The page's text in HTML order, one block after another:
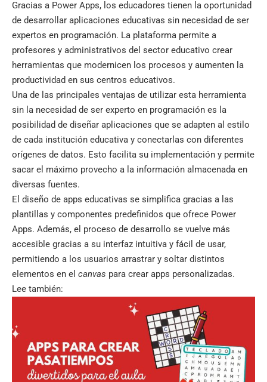
Gracias a Power Apps, los educadores tienen la oportunidad
de desarrollar aplicaciones educativas sin necesidad de ser
expertos en programación. La plataforma permite a
profesores y administrativos del sector educativo crear
herramientas que modernicen los procesos y aumenten la
productividad en sus centros educativos.
Una de las principales ventajas de utilizar esta herramienta
sin la necesidad de ser experto en programación es la
posibilidad de diseñar aplicaciones que se adapten al estilo
de cada institución educativa y conectarlas con diferentes
orígenes de datos. Esto facilita su implementación y permite
sacar el máximo provecho a la información almacenada en
diversas fuentes.
El diseño de apps educativas se simplifica gracias a las
plantillas y componentes predefinidos que ofrece Power
Apps. Además, el proceso de desarrollo se vuelve más
accesible gracias a su interfaz intuitiva y fácil de usar,
permitiendo a los usuarios arrastrar y soltar distintos
elementos en el canvas para crear apps personalizadas.
Lee también: